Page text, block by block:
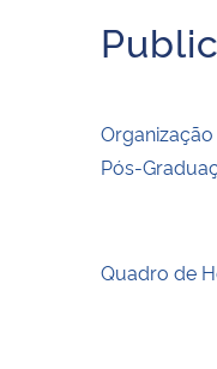
Pós-
Quadro de